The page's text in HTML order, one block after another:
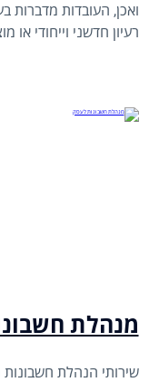
ואכן, העובדות
רעיון חדשני וייחודי
מנהלת
שירותי הנהלת